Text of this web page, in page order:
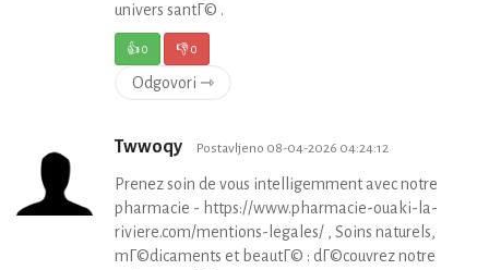
univers santГ© .
👍0 👎0
Odgovori ⇾
Twwoqy Postavljeno 08-04-2026 04:24:12
Prenez soin de vous intelligemment avec notre
pharmacie - https://www.pharmacie-ouaki-la-
riviere.com/mentions-legales/ , Soins naturels,
mГ©dicaments et beautГ© : dГ©couvrez notre